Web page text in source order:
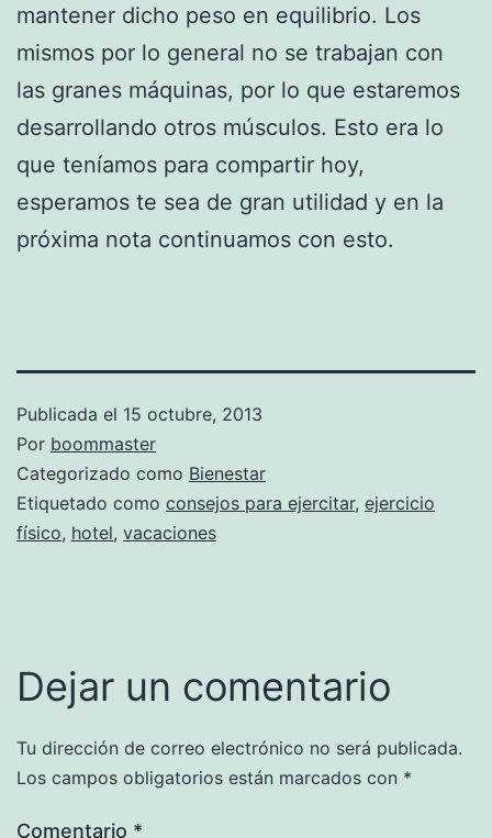
mantener dicho peso en equilibrio. Los
mismos por lo general no se trabajan con
las granes máquinas, por lo que estaremos
desarrollando otros músculos. Esto era lo
que teníamos para compartir hoy,
esperamos te sea de gran utilidad y en la
próxima nota continuamos con esto.
Publicada el 15 octubre, 2013
Por boommaster
Categorizado como Bienestar
Etiquetado como consejos para ejercitar, ejercicio
físico, hotel, vacaciones
Dejar un comentario
Tu dirección de correo electrónico no será publicada.
Los campos obligatorios están marcados con *
Comentario *